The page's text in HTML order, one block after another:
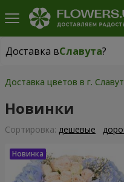
Доставка вСлавута?
Доставка вСлавута|
Доставка цветов в г.
Новинки
Cортировка: дешевые